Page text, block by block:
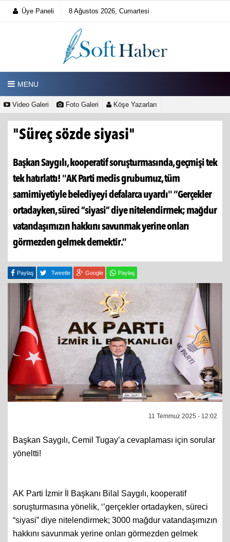
Üye Paneli 8 Ağustos 2026, Cumartesi
MENU
Video Galeri Foto Galeri Köşe Yazarları
"Süreç sözde siyasi"
Başkan Saygılı, kooperatif soruşturmasında, geçmişi tek
tek hatırlattı! ''AK Parti meclis grubumuz, tüm
samimiyetiyle belediyeyi defalarca uyardı'' ‘’Gerçekler
ortadayken, süreci “siyasi” diye nitelendirmek; mağdur
vatandaşımızın hakkını savunmak yerine onları
görmezden gelmek demektir.’’
Paylaş Tweetle Google Paylaş
11 Temmuz 2025 - 12:02
Başkan Saygılı, Cemil Tugay’a cevaplaması için sorular
yöneltti!
AK Parti İzmir İl Başkanı Bilal Saygılı, kooperatif
soruşturmasına yönelik, ‘’gerçekler ortadayken, süreci
“siyasi” diye nitelendirmek; 3000 mağdur vatandaşımızın
hakkını savunmak yerine onları görmezden gelmek